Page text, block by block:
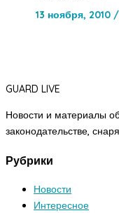
13 ноября, 2010 /
GUARD LIVE
Новости и материалы
законодательстве,
Рубрики
Новости
Интересное